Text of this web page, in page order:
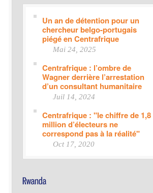
Un an de détention pour un
chercheur belgo-portugais
piégé en Centrafrique
Mai 24, 2025
Centrafrique : l’ombre de
Wagner derrière l’arrestation
d’un consultant humanitaire
Juil 14, 2024
Centrafrique : "le chiffre de 1,8
million d’électeurs ne
correspond pas à la réalité"
Oct 17, 2020